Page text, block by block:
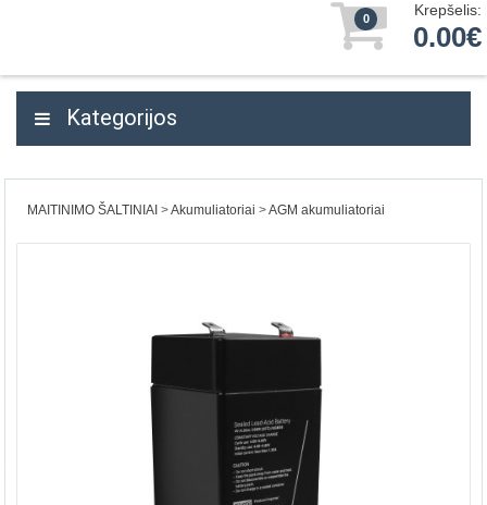
0 Krepšelis:
0.00€
Kategorijos
MAITINIMO ŠALTINIAI Akumuliatoriai AGM akumuliatoriai